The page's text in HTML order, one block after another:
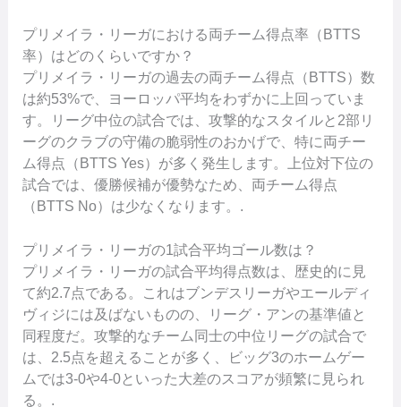
プリメイラ・リーガにおける両チーム得点率（BTTS
率）はどのくらいですか？
プリメイラ・リーガの過去の両チーム得点（BTTS）数
は約53%で、ヨーロッパ平均をわずかに上回っていま
す。リーグ中位の試合では、攻撃的なスタイルと2部リ
ーグのクラブの守備の脆弱性のおかげで、特に両チー
ム得点（BTTS Yes）が多く発生します。上位対下位の
試合では、優勝候補が優勢なため、両チーム得点
（BTTS No）は少なくなります。.
プリメイラ・リーガの1試合平均ゴール数は？
プリメイラ・リーガの試合平均得点数は、歴史的に見
て約2.7点である。これはブンデスリーガやエールディ
ヴィジには及ばないものの、リーグ・アンの基準値と
同程度だ。攻撃的なチーム同士の中位リーグの試合で
は、2.5点を超えることが多く、ビッグ3のホームゲー
ムでは3-0や4-0といった大差のスコアが頻繁に見られ
る。.